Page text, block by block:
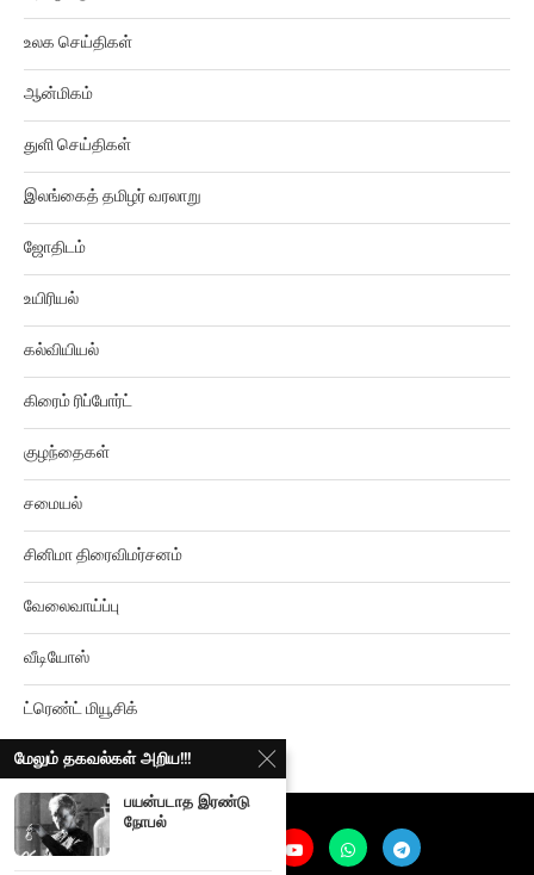
உலக செய்திகள்
ஆன்மிகம்
துளி செய்திகள்
இலங்கைத் தமிழர் வரலாறு
ஜோதிடம்
உயிரியல்
கல்வியியல்
கிரைம் ரிப்போர்ட்
குழந்தைகள்
சமையல்
சினிமா திரைவிமர்சனம்
வேலைவாய்ப்பு
வீடியோஸ்
ட்ரெண்ட் மியூசிக்
மேலும் தகவல்கள் அறிய!!!
பயன்படாத இரண்டு
நோபல்